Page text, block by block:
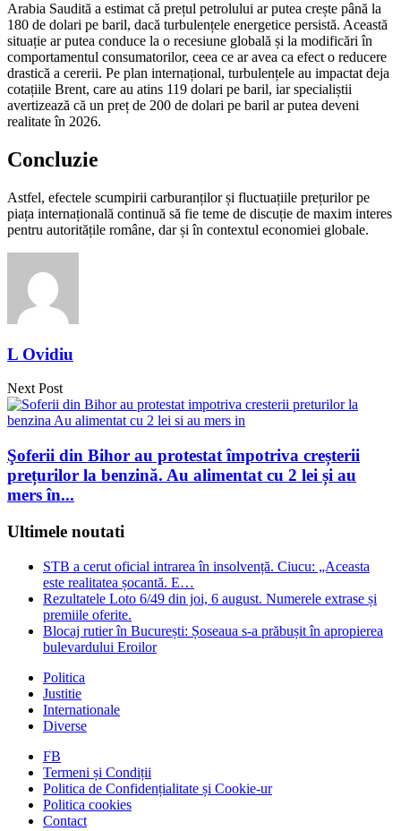
Arabia Saudită a estimat că prețul petrolului ar putea crește până la
180 de dolari pe baril, dacă turbulențele energetice persistă. Această
situație ar putea conduce la o recesiune globală și la modificări în
comportamentul consumatorilor, ceea ce ar avea ca efect o reducere
drastică a cererii. Pe plan internațional, turbulențele au impactat deja
cotațiile Brent, care au atins 119 dolari pe baril, iar specialiștii
avertizează că un preț de 200 de dolari pe baril ar putea deveni
realitate în 2026.
Concluzie
Astfel, efectele scumpirii carburanților și fluctuațiile prețurilor pe
piața internațională continuă să fie teme de discuție de maxim interes
pentru autoritățile române, dar și în contextul economiei globale.
L Ovidiu
Next Post
Şoferii din Bihor au protestat împotriva creșterii
prețurilor la benzină. Au alimentat cu 2 lei și au
mers în...
Ultimele noutati
STB a cerut oficial intrarea în insolvență. Ciucu: „Aceasta
este realitatea șocantă. E…
Rezultatele Loto 6/49 din joi, 6 august. Numerele extrase și
premiile oferite.
Blocaj rutier în București: Șoseaua s-a prăbușit în apropierea
bulevardului Eroilor
Politica
Justitie
Internationale
Diverse
FB
Termeni și Condiții
Politica de Confidențialitate și Cookie-ur
Politica cookies
Contact